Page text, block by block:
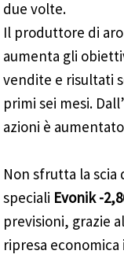
due volte.
Il produttore di
aumenta gli
vendite e risultati
primi sei mesi.
azioni è
Non sfrutta la
speciali Evonik -
previsioni, grazie
ripresa economica